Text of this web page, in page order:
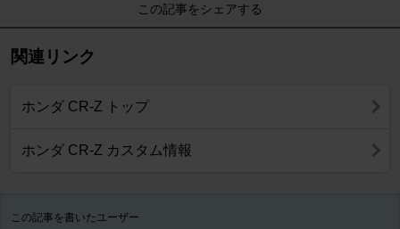
この記事をシェアする
関連リンク
ホンダ CR-Z トップ
ホンダ CR-Z カスタム情報
この記事を書いたユーザー